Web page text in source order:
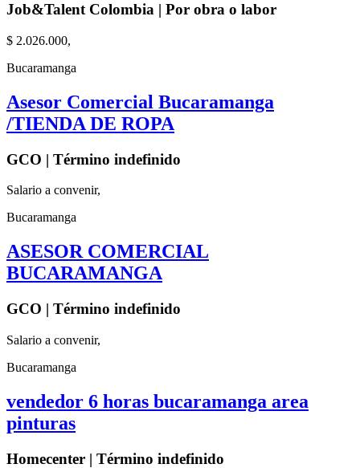
Job&Talent Colombia | Por obra o labor
$ 2.026.000,
Bucaramanga
Asesor Comercial Bucaramanga
/TIENDA DE ROPA
GCO | Término indefinido
Salario a convenir,
Bucaramanga
ASESOR COMERCIAL
BUCARAMANGA
GCO | Término indefinido
Salario a convenir,
Bucaramanga
vendedor 6 horas bucaramanga area
pinturas
Homecenter | Término indefinido